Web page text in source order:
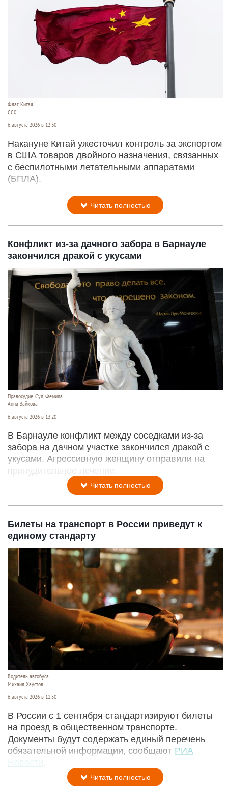
из-за жужжания в его сумке. Внутри оказался
второй смартфон, о существовании которого она
не подозревала. Об этомсообщает «Лента.ру».
Читать полностью
Китай ограничил экспорт компонентов и
CC0
6 августа 2026 в 12:30
Накануне Китай ужесточил контроль за экспортом
в США товаров двойного назначения, связанных
с беспилотными летательными аппаратами
(БПЛА).
Читать полностью
Конфликт из-за дачного забора в Барнауле
закончился дракой с укусами
Правосудие. Суд. Фемида.
В Барнауле конфликт между соседками из-за
забора на дачном участке закончился дракой с
укусами. Агрессивную женщину отправили на
принудительное лечение.
Читать полностью
Билеты на транспорт в России приведут к
единому стандарту